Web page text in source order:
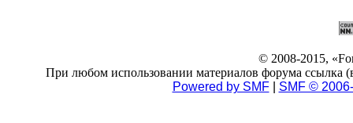
© 2008-2015,
При любом использовании материалов форума ссылка
Powered by SMF| SMF ©